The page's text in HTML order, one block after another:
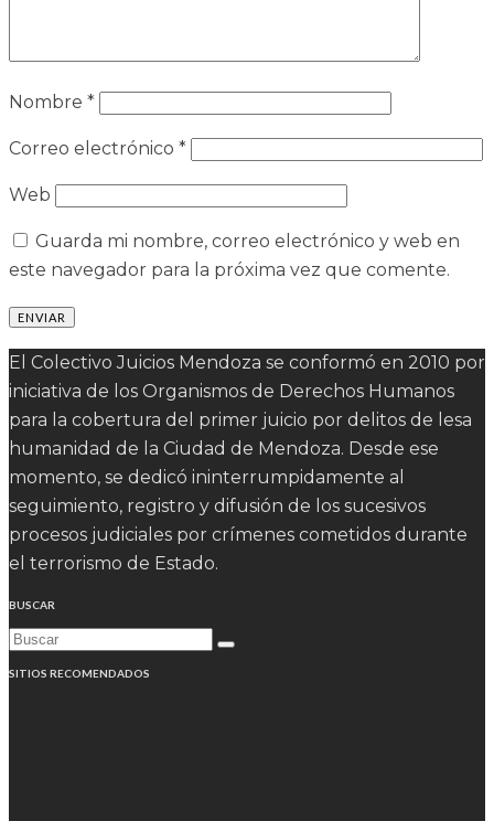
Nombre *
Correo electrónico *
Web
Guarda mi nombre, correo electrónico y web en
este navegador para la próxima vez que comente.
El Colectivo Juicios Mendoza se conformó en 2010 por
iniciativa de los Organismos de Derechos Humanos
para la cobertura del primer juicio por delitos de lesa
humanidad de la Ciudad de Mendoza. Desde ese
momento, se dedicó ininterrumpidamente al
seguimiento, registro y difusión de los sucesivos
procesos judiciales por crímenes cometidos durante
el terrorismo de Estado.
BUSCAR
SITIOS RECOMENDADOS